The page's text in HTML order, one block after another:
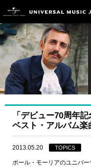
「デビュー70周年
ベスト・アルバム楽
2013.05.20 TOPICS
ポール・モーリアのユニバ